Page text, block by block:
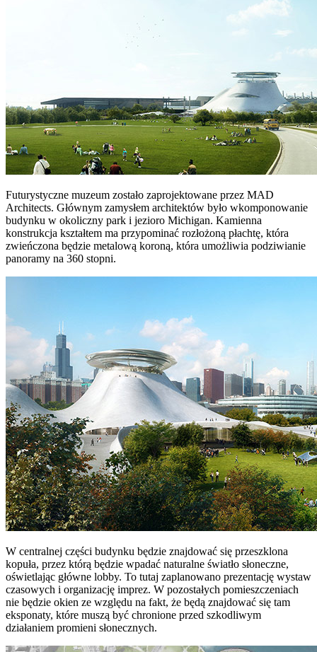
Futurystyczne muzeum zostało zaprojektowane przez MAD
Architects. Głównym zamysłem architektów było wkomponowanie
budynku w okoliczny park i jezioro Michigan. Kamienna
konstrukcja kształtem ma przypominać rozłożoną płachtę, która
zwieńczona będzie metalową koroną, która umożliwia podziwianie
panoramy na 360 stopni.
W centralnej części budynku będzie znajdować się przeszklona
kopuła, przez którą będzie wpadać naturalne światło słoneczne,
oświetlając główne lobby. To tutaj zaplanowano prezentację wystaw
czasowych i organizację imprez. W pozostałych pomieszczeniach
nie będzie okien ze względu na fakt, że będą znajdować się tam
eksponaty, które muszą być chronione przed szkodliwym
działaniem promieni słonecznych.